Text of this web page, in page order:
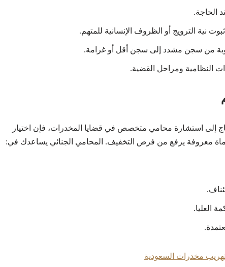
الحاجة.
نية الترويج أو الظروف الإنسانية للمتهم.
من سجن مشدد إلى سجن أقل أو غرامة.
النظامية ومراحل القضية.
استشارة محامي متخصص في قضايا المخدرات، فإن اختيار
معروفة يرفع من فرص التخفيف. المحامي الجنائي يساعدك في:
العليا.
مخدرات السعودية